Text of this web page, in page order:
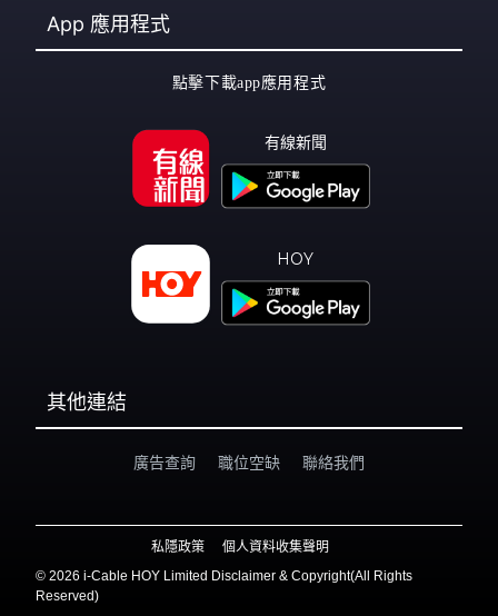
App 應用程式
點擊下載app應用程式
有線新聞
HOY
其他連結
廣告查詢 職位空缺 聯絡我們
私隱政策
個人資料收集聲明
© 2026 i-Cable HOY Limited Disclaimer & Copyright(All Rights
Reserved)